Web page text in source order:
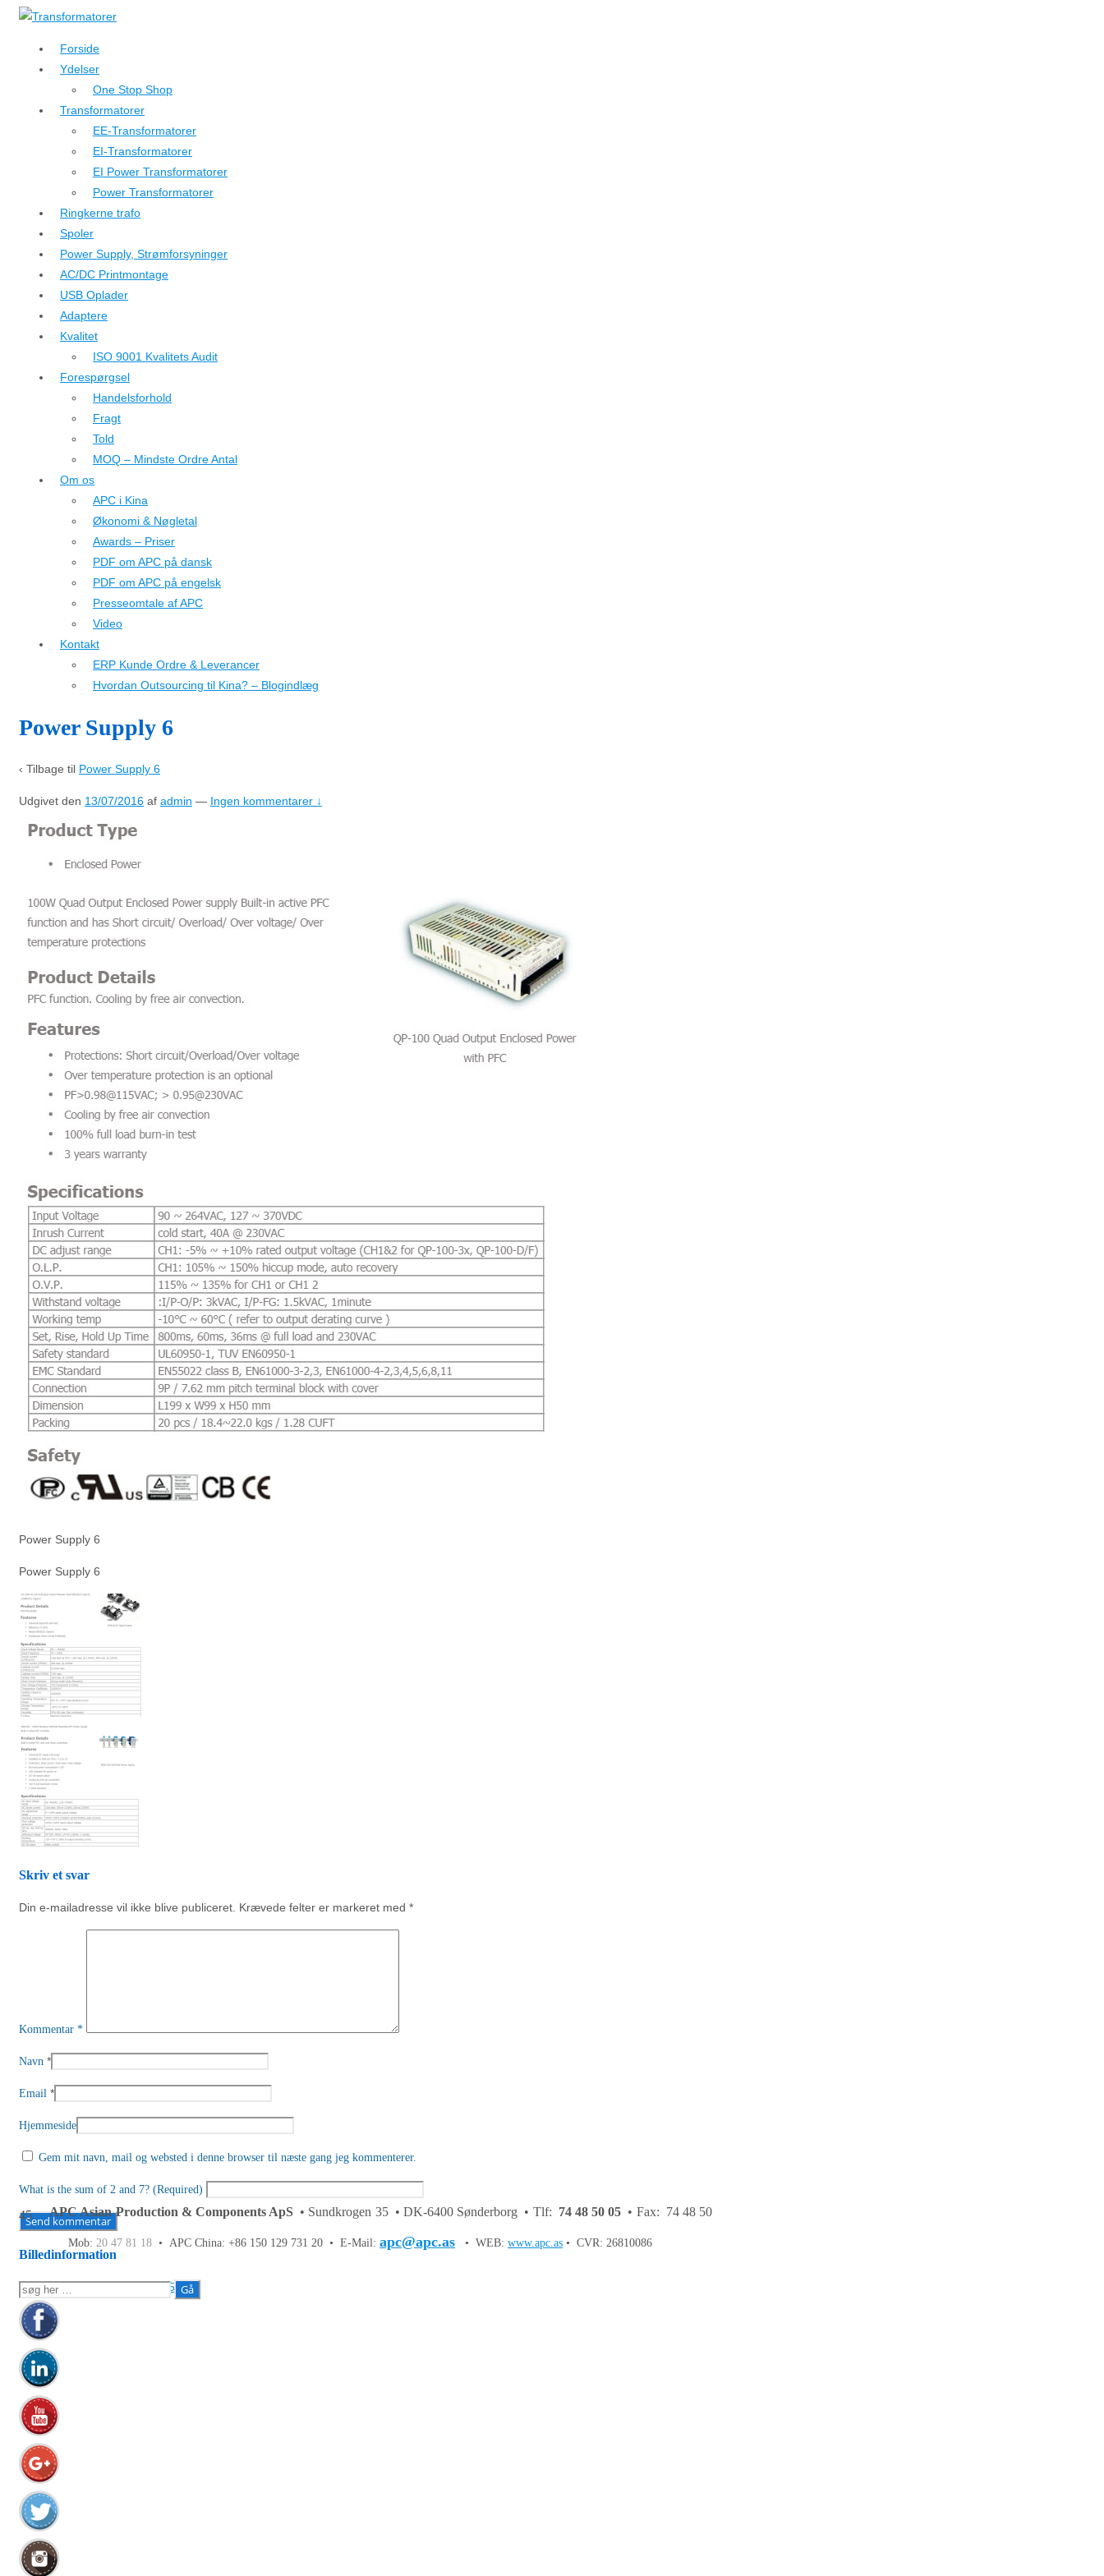
↓
hovedindhold
Forside
Ydelser
One Stop Shop
Transformatorer
EE-Transformatorer
EI-Transformatorer
EI Power Transformatorer
Power Transformatorer
Ringkerne trafo
Spoler
Power Supply, Strømforsyninger
AC/DC Printmontage
USB Oplader
Adaptere
Kvalitet
ISO 9001 Kvalitets Audit
Forespørgsel
Handelsforhold
Fragt
Told
MOQ – Mindste Ordre Antal
Om os
APC i Kina
Økonomi & Nøgletal
Awards – Priser
PDF om APC på dansk
PDF om APC på engelsk
Presseomtale af APC
Video
Kontakt
ERP Kunde Ordre & Leverancer
Hvordan Outsourcing til Kina? – Blogindlæg
Power Supply 6
‹ Tilbage til Power Supply 6
Udgivet den 13/07/2016 af admin — Ingen kommentarer ↓
Power Supply 6
Power Supply 6
Skriv et svar
Din e-mailadresse vil ikke blive publiceret. Krævede felter er markeret med *
Kommentar *
Navn *
Email *
Hjemmeside
Gem mit navn, mail og websted i denne browser til næste gang jeg kommenterer.
What is the sum of 2 and 7? (Required)
Billedinformation
Fuld opløsning:715×852px
APC Asian Production & Components ApS• Sundkrogen 35 • DK-6400 Sønderborg • Tlf: 74 48 50 05 • Fax: 74 48 50
45
Mob: 20 47 81 18 • APC China: +86 150 129 731 20 • E-Mail: apc@apc.as • WEB: www.apc.as • CVR: 26810086
Søg
efter: